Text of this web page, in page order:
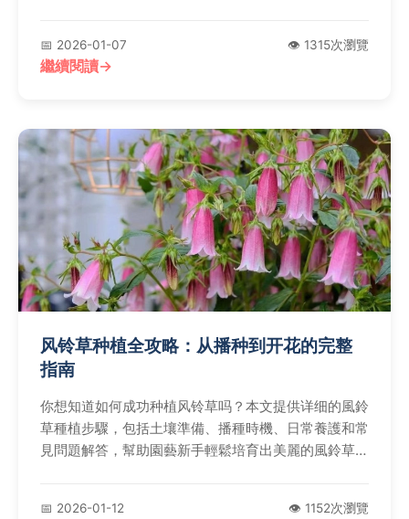
📅 2026-01-07 👁️ 1315次瀏覽
繼續閱讀
风铃草种植全攻略：从播种到开花的完整
指南
你想知道如何成功种植风铃草吗？本文提供详细的風鈴
草種植步驟，包括土壤準備、播種時機、日常養護和常
見問題解答，幫助園藝新手輕鬆培育出美麗的風鈴草。
📅 2026-01-12 👁️ 1152次瀏覽